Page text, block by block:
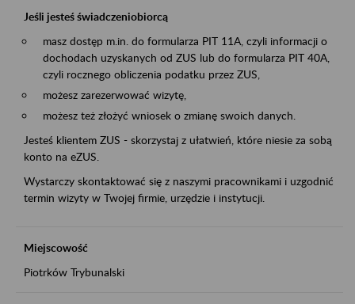
Jeśli jesteś świadczeniobiorcą
masz dostęp m.in. do formularza PIT 11A, czyli informacji o
dochodach uzyskanych od ZUS lub do formularza PIT 40A,
czyli rocznego obliczenia podatku przez ZUS,
możesz zarezerwować wizytę,
możesz też złożyć wniosek o zmianę swoich danych.
Jesteś klientem ZUS - skorzystaj z ułatwień, które niesie za sobą
konto na eZUS.
Wystarczy skontaktować się z naszymi pracownikami i uzgodnić
termin wizyty w Twojej firmie, urzędzie i instytucji.
Miejscowość
Piotrków Trybunalski